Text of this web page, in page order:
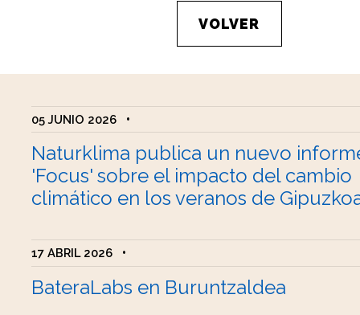
VOLVER
05 JUNIO 2026 •
Naturklima publica un nuevo
'Focus' sobre el impacto del cambio
climático en los veranos de
17 ABRIL 2026 •
BateraLabs en Buruntzaldea